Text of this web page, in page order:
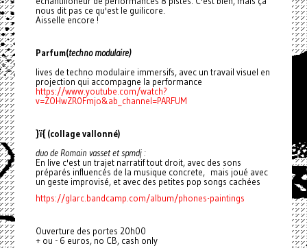
nous dit pas ce qu'est le guilicore.
Aisselle encore !
Parfum(techno modulaire)
lives de techno modulaire immersifs, avec un travail visuel en
projection qui accompagne la performance
https://www.youtube.com/watch?
v=ZOHwZR0Fmjo&ab_channel=PARFUM
}ï{ (collage vallonné)
duo de Romain vasset et spmdj :
En live c'est un trajet narratif tout droit, avec des sons
préparés influencés de la musique concrete, mais joué avec
un geste improvisé, et avec des petites pop songs cachées
https://glarc.bandcamp.com/album/phones-paintings
Ouverture des portes 20h00
+ ou - 6 euros, no CB, cash only